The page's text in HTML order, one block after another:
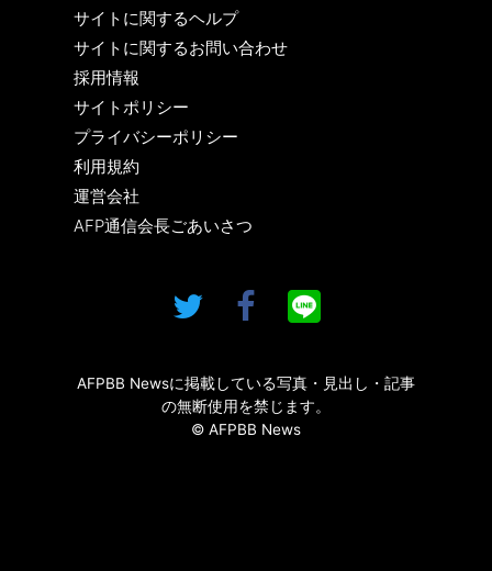
サイトに関するヘルプ
サイトに関するお問い合わせ
採用情報
サイトポリシー
プライバシーポリシー
利用規約
運営会社
AFP通信会長ごあいさつ
AFPBB Newsに掲載している写真・見出し・記事
の無断使用を禁じます。
© AFPBB News